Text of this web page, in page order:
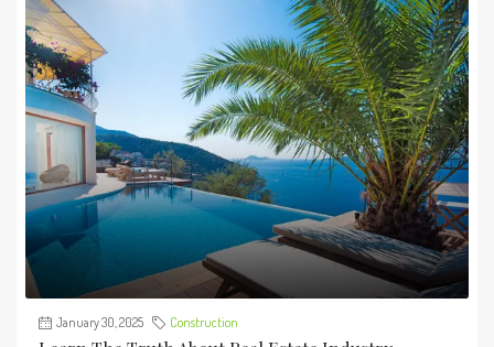
January 30, 2025 Construction